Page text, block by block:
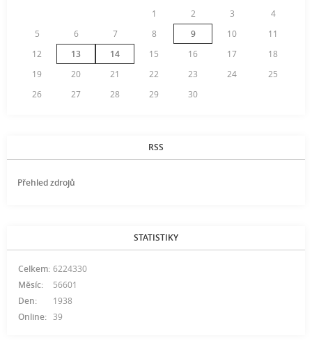
1
2 3
4
5
6 7 8 9 10
11
12
13 14 15 16 17
18
19
20 21 22 23 24
25
26
27 28 29 30
RSS
Přehled zdrojů
STATISTIKY
Online: 39
Celkem: 6224330
Měsíc:
56601
Den:
1938